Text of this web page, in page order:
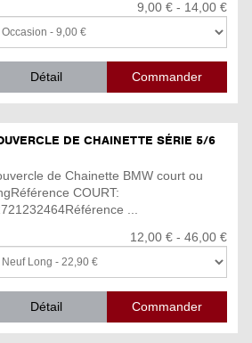
9,00 € - 14,00 €
Détail
DE CHAINETTE SÉRIE 5/6
de Chainette BMW court ou
COURT:
...
12,00 € - 46,00 €
Détail